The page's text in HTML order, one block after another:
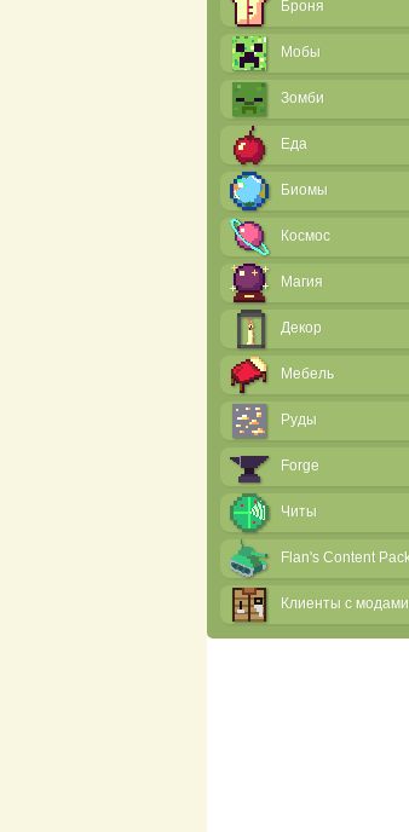
Броня
Мобы
Зомби
Еда
Биомы
Космос
Магия
Декор
Мебель
Руды
Forge
Читы
Flan's Content
Клиенты с модами